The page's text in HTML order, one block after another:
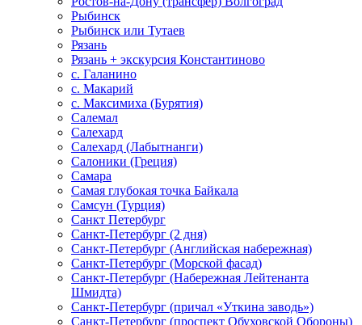
Рыбинск
Рыбинск или Тутаев
Рязань
Рязань + экскурсия Константиново
с. Галанино
с. Макарий
с. Максимиха (Бурятия)
Салемал
Салехард
Салехард (Лабытнанги)
Салоники (Греция)
Самара
Самая глубокая точка Байкала
Самсун (Турция)
Санкт Петербург
Санкт-Петербург (2 дня)
Санкт-Петербург (Английская набережная)
Санкт-Петербург (Морской фасад)
Санкт-Петербург (Набережная Лейтенанта
Шмидта)
Санкт-Петербург (причал «Уткина заводь»)
Санкт-Петербург (проспект Обуховской Обороны)